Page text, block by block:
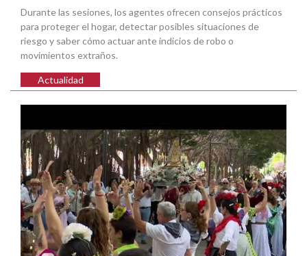
Durante las sesiones, los agentes ofrecen consejos prácticos
para proteger el hogar, detectar posibles situaciones de
riesgo y saber cómo actuar ante indicios de robo o
movimientos extraños.
Actualidad